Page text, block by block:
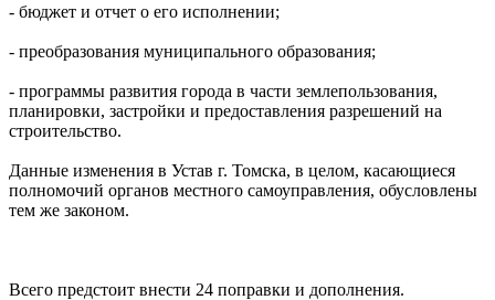
- бюджет и отчет о его исполнении;
- преобразования муниципального образования;
- программы развития города в части землепользования,
планировки, застройки и предоставления разрешений на
строительство.
Данные изменения в Устав г. Томска, в целом, касающиеся
полномочий органов местного самоуправления, обусловлены
тем же законом.
Всего предстоит внести 24 поправки и дополнения.